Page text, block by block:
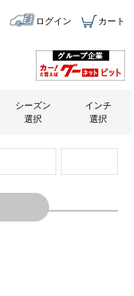
ログイン カート
シーズン
選択
インチ
選択